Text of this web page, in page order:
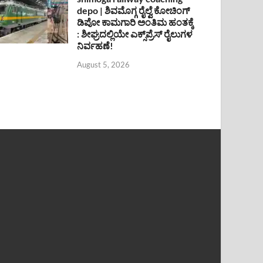
depo | ಶಿವಮೊಗ್ಗ ರೈಲ್ವೆ ಕೋಚಿಂಗ್
ಡಿಪೋ ಕಾಮಗಾರಿ ಅಂತಿಮ ಹಂತಕ್ಕೆ
: ಶೀಘ್ರದಲ್ಲಿಯೇ ಎಕ್ಸ್‌ಪ್ರೆಸ್ ರೈಲುಗಳ
ನಿರ್ವಹಣೆ!
August 5, 2026